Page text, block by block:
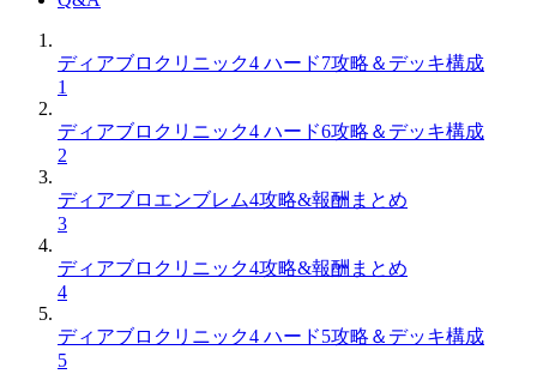
ディアブロクリニック4 ハード7攻略＆デッキ構成
1
ディアブロクリニック4 ハード6攻略＆デッキ構成
2
ディアブロエンブレム4攻略&報酬まとめ
3
ディアブロクリニック4攻略&報酬まとめ
4
ディアブロクリニック4 ハード5攻略＆デッキ構成
5